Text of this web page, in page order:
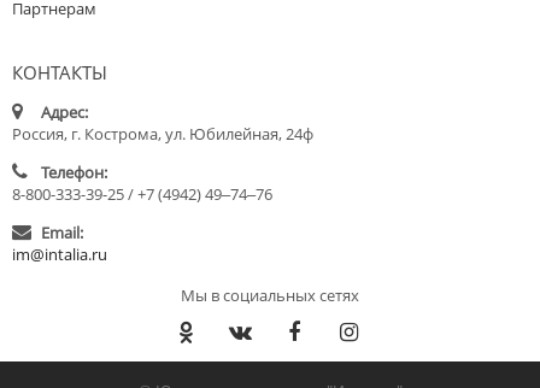
Партнерам
КОНТАКТЫ
Адрес:
Россия, г. Кострома, ул. Юбилейная, 24ф
Телефон:
8-800-333-39-25 / +7 (4942) 49‒74‒76
Email:
im@intalia.ru
Мы в социальных сетях